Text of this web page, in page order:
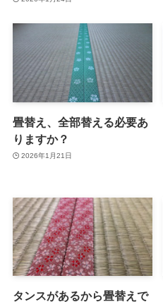
畳替え、全部替える必要あ
りますか？
2026年1月21日
タンスがあるから畳替えで